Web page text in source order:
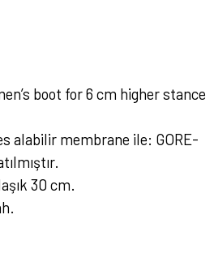
boot for 6 cm higher stance
alabilir membrane ile: GORE-
30 cm.